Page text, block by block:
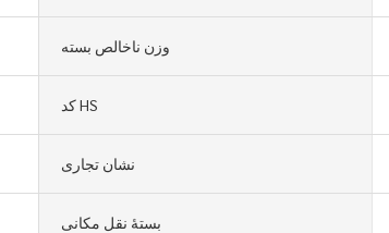
وزن ناخالص بسته
کد HS
نشان تجاری
بستۀ نقل مکانی